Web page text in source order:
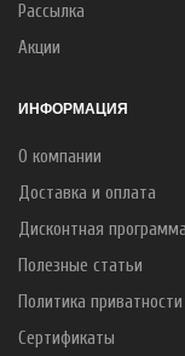
Рассылка
Акции
ИНФОРМАЦИЯ
О компании
Доставка и оплата
Дисконтная программа
Полезные статьи
Политика приватности
Сертификаты